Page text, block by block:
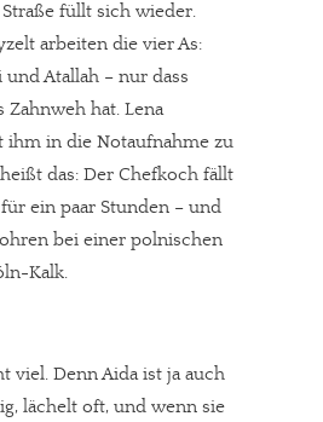
füllt sich wieder.
arbeiten die vier As:
und Atallah – nur dass
Zahnweh hat. Lena
ihm in die Notaufnahme zu
das: Der Chefkoch fällt
ein paar Stunden – und
bei einer polnischen
Kalk.
viel. Denn Aida ist ja auch
lächelt oft, und wenn sie